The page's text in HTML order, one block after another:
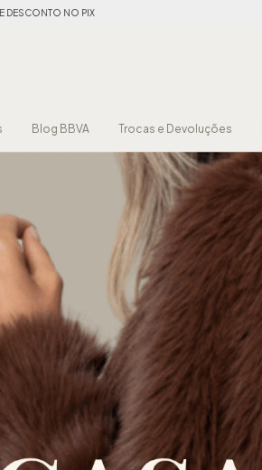
DESCONTO NO PIX
Blog BBVA Trocas e Devoluções